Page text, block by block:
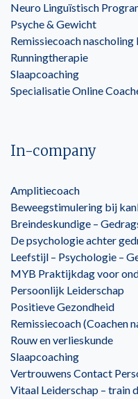
Neuro Linguïstisch
Psyche & Gewicht
Remissiecoach
Runningtherapie
Slaapcoaching
Specialisatie Online
In-company
Amplitiecoach
Beweegstimulering bij
Breindeskundige –
De psychologie achter
Leefstijl – Psychologie –
MYB Praktijkdag voor
Persoonlijk Leiderschap
Positieve Gezondheid
Remissiecoach (Coachen
Rouw en verlieskunde
Slaapcoaching
Vertrouwens Contact
Vitaal Leiderschap – train